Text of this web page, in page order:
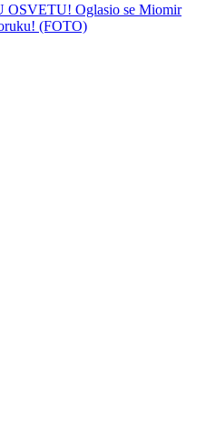
OSVETU! Oglasio se Miomir
(FOTO)